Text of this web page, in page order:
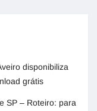
disponibiliza
grátis
SP – Roteiro: para